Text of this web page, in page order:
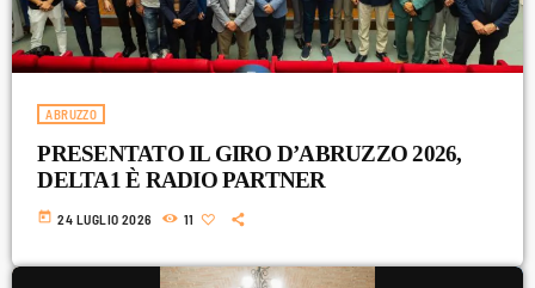
Attualità
Breakfast
Cinema
Delta1
DJ
ABRUZZO
PRESENTATO IL GIRO D’ABRUZZO 2026,
DELTA1 È RADIO PARTNER
today 24 LUGLIO 2026 11